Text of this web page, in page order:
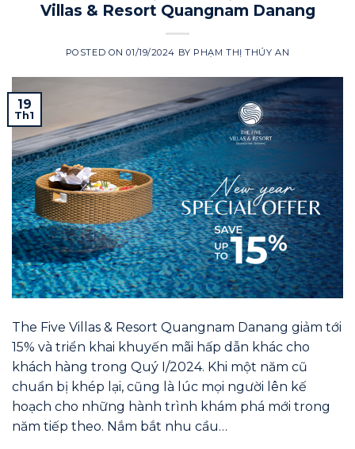
Villas & Resort Quangnam Danang
POSTED ON01/19/2024 BY PHẠM THỊ THÚY AN
19
Th1
The Five Villas & Resort Quangnam Danang giảm tới
15% và triển khai khuyến mãi hấp dẫn khác cho
khách hàng trong Quý I/2024. Khi một năm cũ
chuẩn bị khép lại, cũng là lúc mọi người lên kế
hoạch cho những hành trình khám phá mới trong
năm tiếp theo. Nắm bắt nhu cầu…